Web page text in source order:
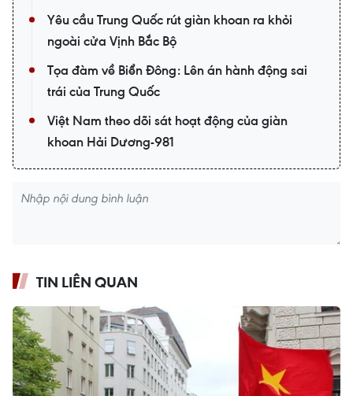
Yêu cầu Trung Quốc rút giàn khoan ra khỏi
ngoài cửa Vịnh Bắc Bộ
Tọa đàm về Biển Đông: Lên án hành động sai
trái của Trung Quốc
Việt Nam theo dõi sát hoạt động của giàn
khoan Hải Dương-981
TIN LIÊN QUAN